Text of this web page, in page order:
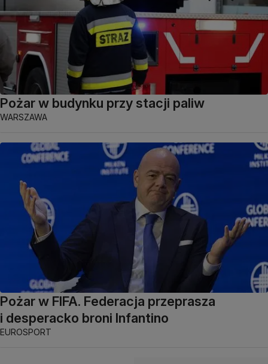
Pożar w budynku przy stacji paliw
WARSZAWA
Pożar w FIFA. Federacja przeprasza
i desperacko broni Infantino
EUROSPORT